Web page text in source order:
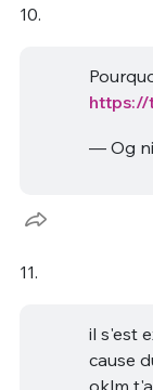
10.
— Og
11.
il s'est
cause
oklm